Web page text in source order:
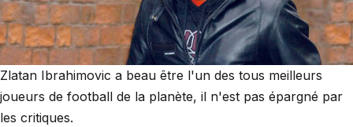
Zlatan Ibrahimovic a beau être l'un des tous meilleurs
joueurs de football de la planète, il n'est pas épargné par
les critiques.